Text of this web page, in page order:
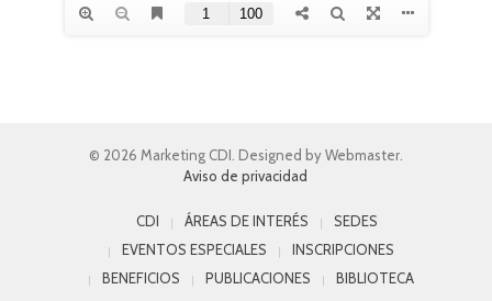
© 2026 Marketing CDI. Designed by Webmaster.
Aviso de privacidad
CDI ÁREAS DE INTERÉS
SEDES
EVENTOS ESPECIALES
INSCRIPCIONES
BENEFICIOS
PUBLICACIONES
BIBLIOTECA